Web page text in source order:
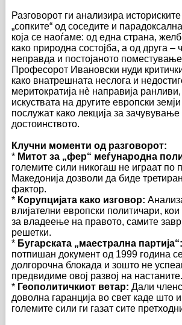
Разговорот ги анализира
„сопките“ од соседите и
која се наоѓаме: од една страна,
како природна состојба, а од друга –
неправда и постојаното
Професорот Ивановски нуди
како внатрешната неслога и
меритократија нè направија
искуствата на другите европски
послужат како лекција за зачувување
достоинството.
Клучни моменти од разговорот:
* Митот за „фер“ меѓународна
големите сили никогаш не играат по
Македонија дозволи да биде
фактор.
* Корупцијата како изговор:
влијателни европски политичари,
за владеење на правото, самите
решетки.
* Бугарската „маестрална партија“:
потпишан документ од 1999 година
долгорочна блокада и зошто не
предвидиме овој развој на настаните.
* Геополитичкиот ветар: Дали
доволна гаранција во свет каде што
големите сили ги газат сите